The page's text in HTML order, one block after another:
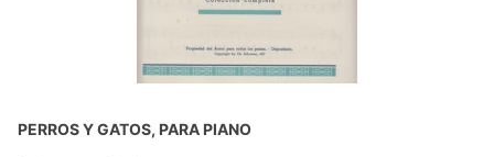
PERROS Y GATOS, PARA PIANO